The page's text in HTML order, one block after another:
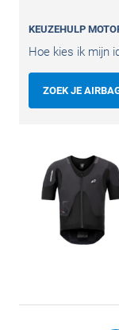
KEUZEHULP
Hoe kies ik mijn
ZOEK JE